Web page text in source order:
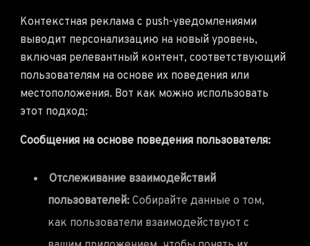
Контекстная реклама с push-уведомлениями
выводит персонализацию на новый уровень,
включая релевантный контент, соответствующий
пользователям на основе их поведения или
местоположения. Вот как можно использовать
этот подход:
Сообщения на основе поведения пользователя:
Отслеживание взаимодействий
пользователей: Собирайте данные о том,
как пользователи взаимодействуют с